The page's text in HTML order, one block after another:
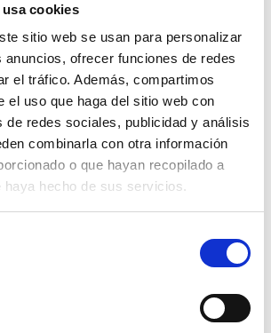
cookies
sitio web se usan para personalizar
anuncios, ofrecer funciones de redes
el tráfico. Además, compartimos
el uso que haga del sitio web con
de redes sociales, publicidad y análisis
combinarla con otra información
o que hayan recopilado a
haya hecho de sus servicios.
desde
1,25 €
€
Hierbabuena seca
1,25
- 25,00 Rango
de
precios:
desde
1,25 €
hasta
25,00 €